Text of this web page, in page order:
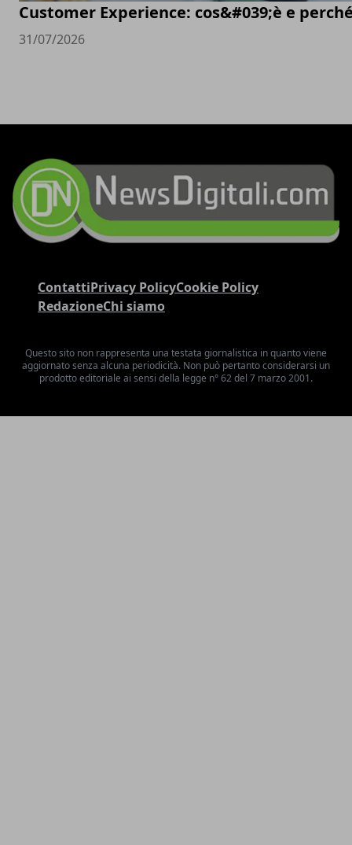
Customer Experience: cos&#039;è e
31/07/2026
ContattiPrivacy PolicyCookie Policy
RedazioneChi siamo
Questo sito non rappresenta una testata giornalistica in quanto viene
aggiornato senza alcuna periodicità. Non può pertanto considerarsi un
prodotto editoriale ai sensi della legge n° 62 del 7 marzo 2001.